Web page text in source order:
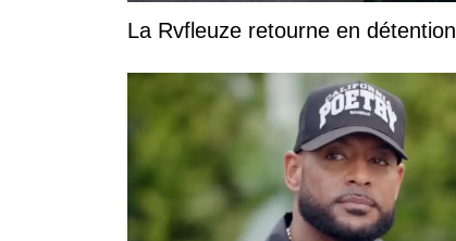
La Rvfleuze retourne en